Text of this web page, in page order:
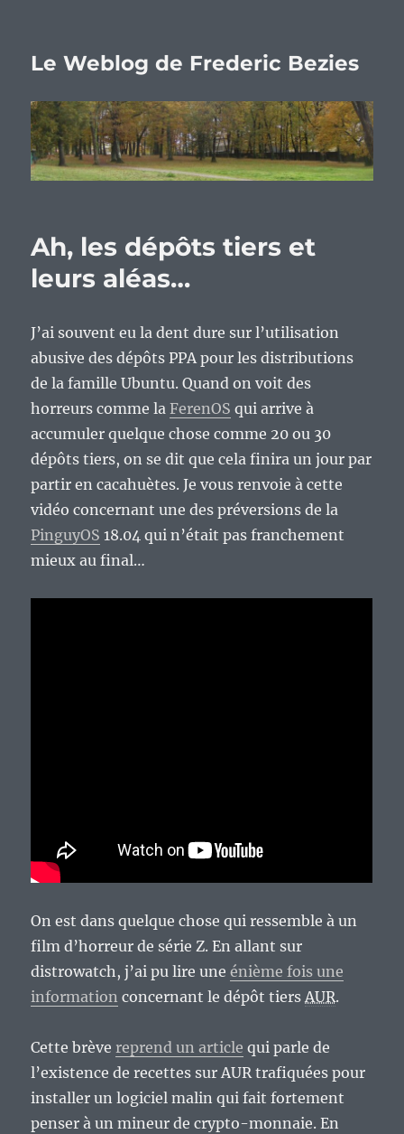
Le Weblog de Frederic Bezies
Ah, les dépôts tiers et
leurs aléas…
J’ai souvent eu la dent dure sur l’utilisation
abusive des dépôts PPA pour les distributions
de la famille Ubuntu. Quand on voit des
horreurs comme laFerenOS qui arrive à
accumuler quelque chose comme 20 ou 30
dépôts tiers, on se dit que cela finira un jour par
partir en cacahuètes. Je vous renvoie à cette
vidéo concernant une des préversions de la
PinguyOS 18.04 qui n’était pas franchement
mieux au final…
On est dans quelque chose qui ressemble à un
film d’horreur de série Z. En allant sur
distrowatch, j’ai pu lire uneénième fois une
information concernant le dépôt tiersAUR.
Cette brèvereprend un article qui parle de
l’existence de recettes sur AUR trafiquées pour
installer un logiciel malin qui fait fortement
penser à un mineur de crypto-monnaie. En